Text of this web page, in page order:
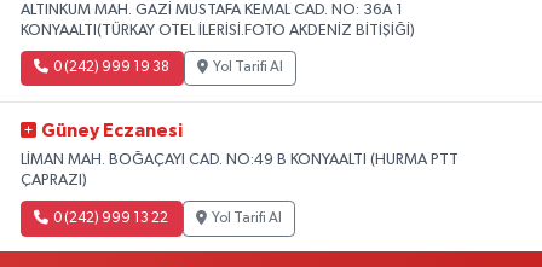
ALTINKUM MAH. GAZİ MUSTAFA KEMAL CAD. NO: 36A 1
KONYAALTI(TÜRKAY OTEL İLERİSİ.FOTO AKDENİZ BİTİŞİĞİ)
0 (242) 999 19 38 Yol Tarifi Al
Güney Eczanesi
LİMAN MAH. BOĞAÇAYI CAD. NO:49 B KONYAALTI (HURMA PTT
ÇAPRAZI)
0 (242) 999 13 22 Yol Tarifi Al